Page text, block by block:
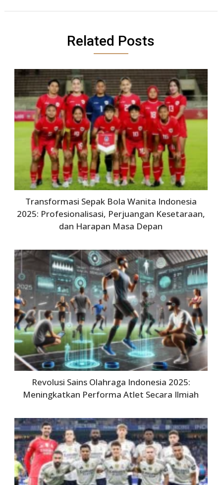
Related Posts
Transformasi Sepak Bola Wanita Indonesia
2025: Profesionalisasi, Perjuangan Kesetaraan,
dan Harapan Masa Depan
Revolusi Sains Olahraga Indonesia 2025:
Meningkatkan Performa Atlet Secara Ilmiah